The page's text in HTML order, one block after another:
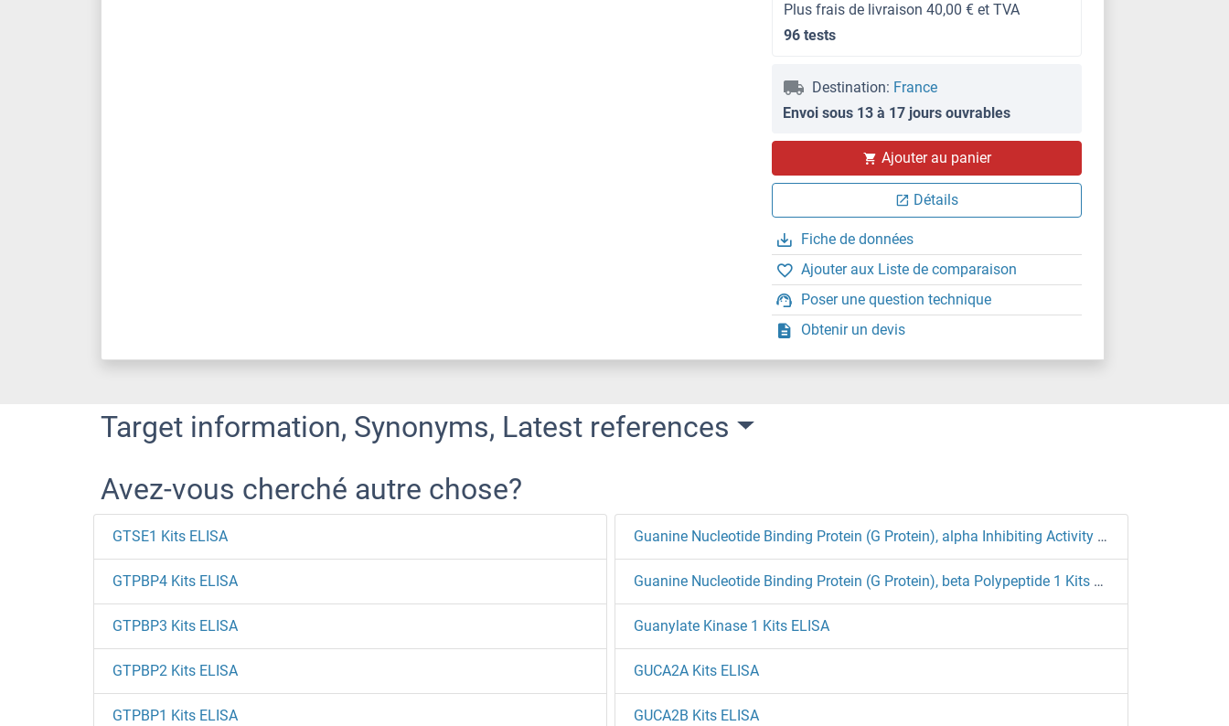
Plus frais de livraison 40,00 € et TVA
96 tests
Destination: France
Envoi sous 13 à 17 jours ouvrables
Ajouter au panier
Détails
Fiche de données
Ajouter aux Liste de comparaison
Poser une question technique
Obtenir un devis
Target information, Synonyms, Latest references
Avez-vous cherché autre chose?
GTSE1 Kits ELISA
GTPBP4 Kits ELISA
GTPBP3 Kits ELISA
GTPBP2 Kits ELISA
GTPBP1 Kits ELISA
Guanine Nucleotide Binding Protein (G Protein), alpha Inhibiting Activity Polypeptide 2 Kits ELISA
Guanine Nucleotide Binding Protein (G Protein), beta Polypeptide 1 Kits ELISA
Guanylate Kinase 1 Kits ELISA
GUCA2A Kits ELISA
GUCA2B Kits ELISA